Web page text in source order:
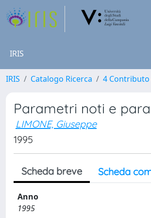
IRIS
IRIS Catalogo Ricerca 4 Contributo
Parametri noti e
LIMONE, Giuseppe
1995
Scheda breve Scheda
Anno
1995